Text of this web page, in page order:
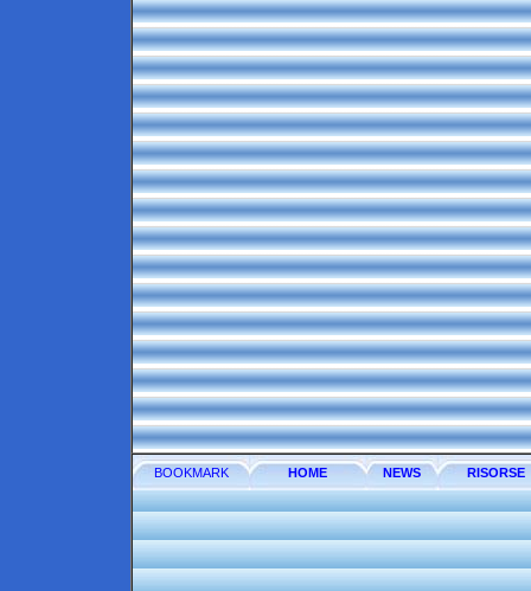
BOOKMARK HOME NEWS RISORSE